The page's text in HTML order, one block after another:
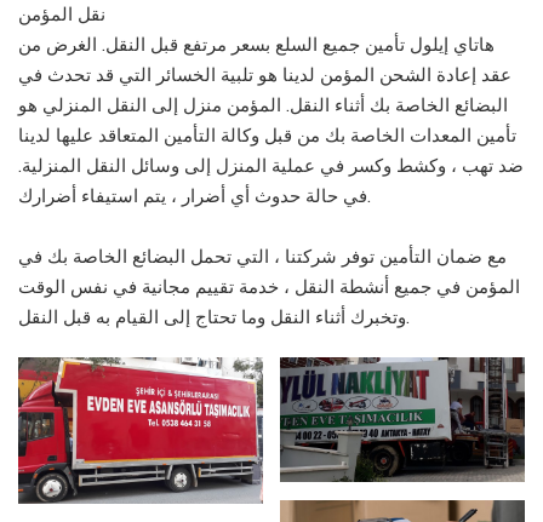
نقل المؤمن
هاتاي إيلول تأمين جميع السلع بسعر مرتفع قبل النقل. الغرض من
عقد إعادة الشحن المؤمن لدينا هو تلبية الخسائر التي قد تحدث في
البضائع الخاصة بك أثناء النقل. المؤمن منزل إلى النقل المنزلي هو
تأمين المعدات الخاصة بك من قبل وكالة التأمين المتعاقد عليها لدينا
ضد تهب ، وكشط وكسر في عملية المنزل إلى وسائل النقل المنزلية.
في حالة حدوث أي أضرار ، يتم استيفاء أضرارك.
مع ضمان التأمين توفر شركتنا ، التي تحمل البضائع الخاصة بك في
المؤمن في جميع أنشطة النقل ، خدمة تقييم مجانية في نفس الوقت
وتخبرك أثناء النقل وما تحتاج إلى القيام به قبل النقل.